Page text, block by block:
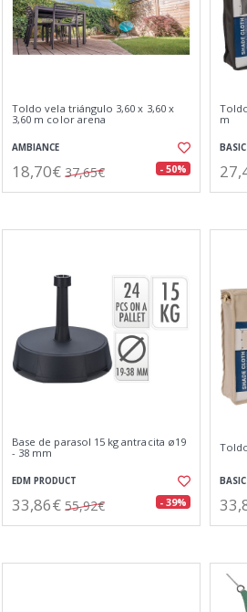
Toldo vela triángulo 3,60 x 3,60 x
3,60 m color arena
AMBIANCE
18,70€ 37,65€ - 50%
m
Base de parasol 15 kg antracita ø19
- 38 mm
EDM PRODUCT
33,86€ 55,92€ - 39%